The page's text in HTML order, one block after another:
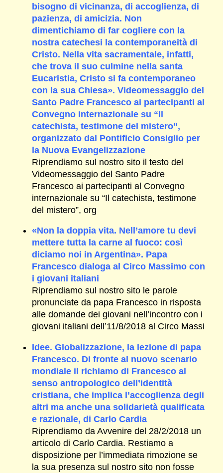
bisogno di vicinanza, di accoglienza, di
pazienza, di amicizia. Non
dimentichiamo di far cogliere con la
nostra catechesi la contemporaneità di
Cristo. Nella vita sacramentale, infatti,
che trova il suo culmine nella santa
Eucaristia, Cristo si fa contemporaneo
con la sua Chiesa». Videomessaggio del
Santo Padre Francesco ai partecipanti al
Convegno internazionale su “Il
catechista, testimone del mistero”,
organizzato dal Pontificio Consiglio per
la Nuova Evangelizzazione
Riprendiamo sul nostro sito il testo del
Videomessaggio del Santo Padre
Francesco ai partecipanti al Convegno
internazionale su “Il catechista, testimone
del mistero”, org
«Non la doppia vita. Nell’amore tu devi
mettere tutta la carne al fuoco: così
diciamo noi in Argentina». Papa
Francesco dialoga al Circo Massimo con
i giovani italiani
Riprendiamo sul nostro sito le parole
pronunciate da papa Francesco in risposta
alle domande dei giovani nell’incontro con i
giovani italiani dell’11/8/2018 al Circo Massi
Idee. Globalizzazione, la lezione di papa
Francesco. Di fronte al nuovo scenario
mondiale il richiamo di Francesco al
senso antropologico dell’identità
cristiana, che implica l’accoglienza degli
altri ma anche una solidarietà qualificata
e razionale, di Carlo Cardia
Riprendiamo da Avvenire del 28/2/2018 un
articolo di Carlo Cardia. Restiamo a
disposizione per l’immediata rimozione se
la sua presenza sul nostro sito non fosse